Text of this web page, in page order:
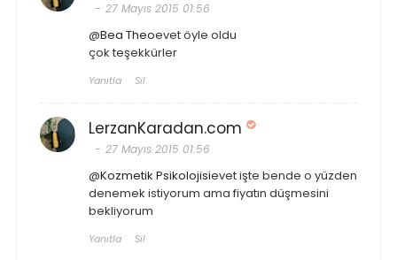
27 Mayıs 2015 01:56
@Bea Theoevet öyle oldu
çok teşekkürler
Yanıtla Sil
LerzanKaradan.com
27 Mayıs 2015 01:56
@Kozmetik Psikolojisievet işte bende o yüzden
denemek istiyorum ama fiyatın düşmesini
bekliyorum
Yanıtla Sil